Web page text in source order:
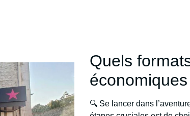
Quels
🔍 Se lancer dans